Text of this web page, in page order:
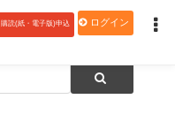
購読(紙・電子版)申込 ログイン